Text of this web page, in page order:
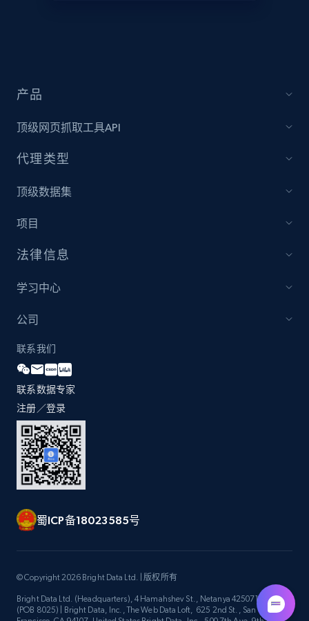
price, Currency, Availability, Reviews count, and
2.1K+
Amazon products global dataset - Collect
Title, Seller name, Brand, Description, Initial
more.
Etsy
URL, Product id, Listing inventory id, Title, Rating,
Reviews count shop, Reviews count item, Initial
price, and more.
1.9K+
Etsy - Collect data on products using
URL, Product id, Listing inventory id, Title, Rating,
Reviews count shop, Reviews count item, Initial
产品
顶级网页抓取工具API
代理类型
顶级数据集
项目
法律信息
学习中心
公司
联系我们
联系数据专家
注册／登录
蜀ICP备18023585号
© Copyright 2026 Bright Data Ltd. | 版权所有
Bright Data Ltd. (Headquarters), 4 Hamahshev St., Netanya 4250714, Israel
(POB 8025) | Bright Data, Inc., The Web Data Loft, 625 2nd St., San